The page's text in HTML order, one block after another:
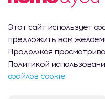
Шкафчик для
Bowesso с
450 MDL
Этот сайт использует
предложить вам
Продолжая
Политикой
файлов cookie